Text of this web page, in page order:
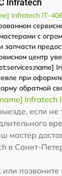
Infratech
с
запчасти
центр
при
обратной
Infratech
если не
мастер
в Санкт-